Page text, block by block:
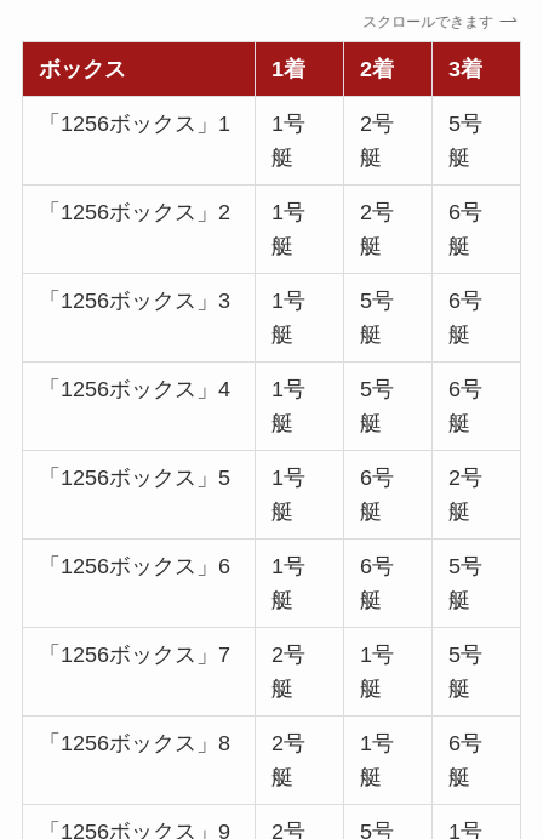
スクロールできます
ボックス 1着 2着 3着
「1256ボックス」1
1号
艇
2号
艇
5号
艇
「1256ボックス」2
1号
艇
2号
艇
6号
艇
「1256ボックス」3
1号
艇
5号
艇
6号
艇
「1256ボックス」4
1号
艇
5号
艇
6号
艇
「1256ボックス」5
1号
艇
6号
艇
2号
艇
「1256ボックス」6
1号
艇
6号
艇
5号
艇
「1256ボックス」7
2号
艇
1号
艇
5号
艇
「1256ボックス」8
2号
艇
1号
艇
6号
艇
「1256ボックス」9
2号
5号
1号